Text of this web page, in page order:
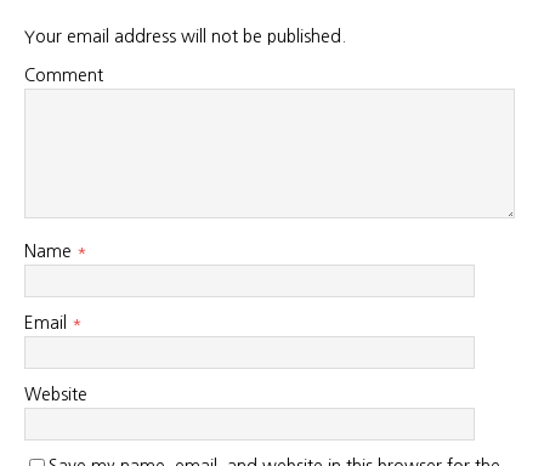
Your email address will not be published.
Comment
Name *
Email *
Website